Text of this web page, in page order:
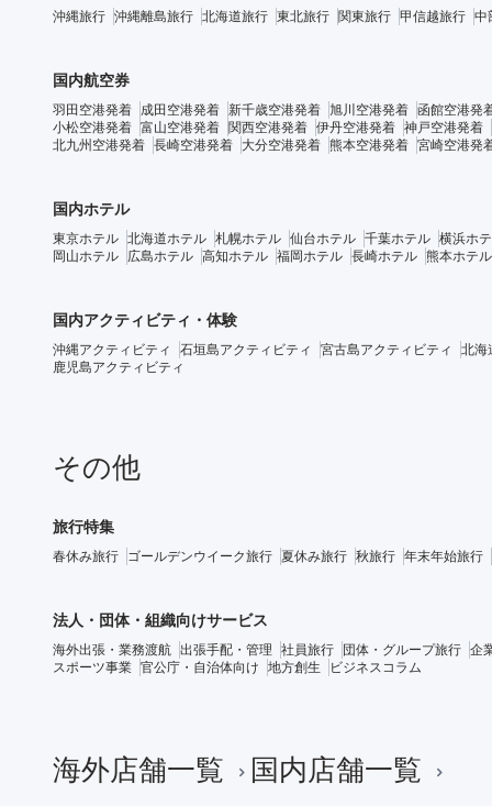
沖縄旅行 沖縄離島旅行 北海道旅行 東北旅行 関東旅行 甲信越旅行 中
国内航空券
羽田空港発着 成田空港発着 新千歳空港発着 旭川空港発着 函館空港発
小松空港発着 富山空港発着 関西空港発着 伊丹空港発着 神戸空港発着
北九州空港発着 長崎空港発着 大分空港発着 熊本空港発着 宮崎空港発
国内ホテル
東京ホテル 北海道ホテル 札幌ホテル 仙台ホテル 千葉ホテル 横浜ホ
岡山ホテル
広島ホテル 高知ホテル 福岡ホテル 長崎ホテル 熊本ホテル
国内アクティビティ・体験
沖縄アクティビティ 石垣島アクティビティ 宮古島アクティビティ
北海
鹿児島アクティビティ
その他
旅行特集
春休み旅行 ゴールデンウイーク旅行 夏休み旅行 秋旅行 年末年始旅行
法人・団体・組織向けサービス
海外出張・業務渡航 出張手配・管理 社員旅行 団体・グループ旅行 企
スポーツ事業 官公庁・自治体向け 地方創生 ビジネスコラム
海外店舗一覧 国内店舗一覧